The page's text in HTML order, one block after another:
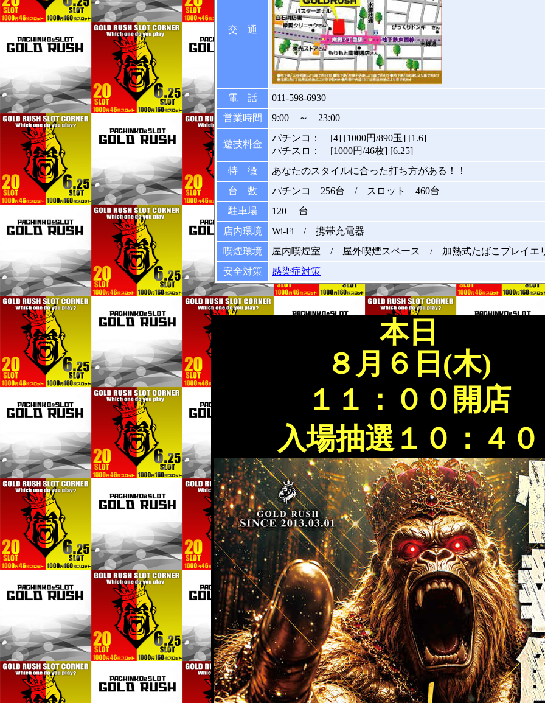
交 通
電 話
011-598-6930
営業時間
9:00 ～ 23:00
遊技料金
パチンコ： [4] [1000円/890玉] [1.6]
パチスロ： [1000円/46枚] [6.25]
特 徴
あなたのスタイルに合った打ち方がある！！
台 数
パチンコ 256台 / スロット 460台
駐車場
120 台
店内環境
Wi-Fi / 携帯充電器
喫煙環境
屋内喫煙室 / 屋外喫煙スペース / 加熱式たばこプレイエ
安全対策
感染症対策
本日
８月６日(木)
１１：００開店
入場抽選１０：４０